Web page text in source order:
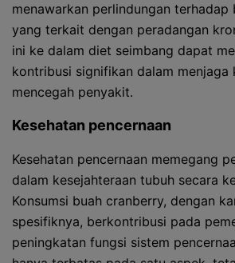
menawarkan perlindungan
yang terkait dengan peradangan
ini ke dalam diet seimbang dapat
kontribusi signifikan dalam menjaga
mencegah penyakit.
Kesehatan pencernaan
Kesehatan pencernaan memegang
dalam kesejahteraan tubuh secara
Konsumsi buah cranberry, dengan
spesifiknya, berkontribusi pada
peningkatan fungsi sistem